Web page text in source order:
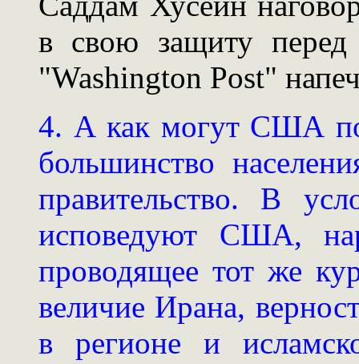
в свою защиту
"Washington Post"
4. А как могут США
большинство
правительство. В
исповедуют США,
проводящее тот же
величие Ирана,
в регионе и